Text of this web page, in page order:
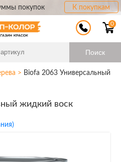
покупок К покупкам
Поиск
0
> Biofa 2063 Универсальный
жидкий воск